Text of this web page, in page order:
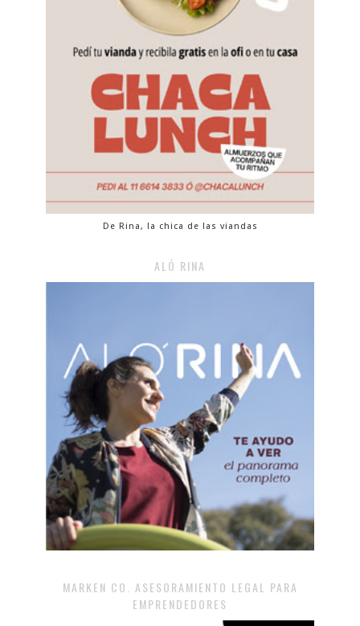
De Rina, la chica de las viandas
ALÓ RINA
MARKEN CO. ASESORAMIENTO LEGAL PARA
EMPRENDEDORES